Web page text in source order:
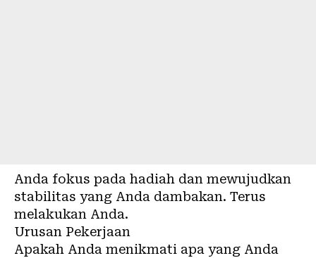
Anda fokus pada hadiah dan mewujudkan
stabilitas yang Anda dambakan. Terus
melakukan Anda.
Urusan Pekerjaan
Apakah Anda menikmati apa yang Anda